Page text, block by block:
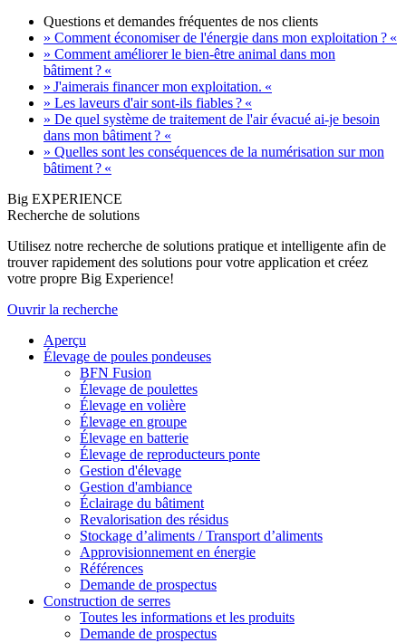
Questions et demandes fréquentes de nos clients
» Comment économiser de l'énergie dans mon exploitation ? «
» Comment améliorer le bien-être animal dans mon
bâtiment ? «
» J'aimerais financer mon exploitation. «
» Les laveurs d'air sont-ils fiables ? «
» De quel système de traitement de l'air évacué ai-je besoin
dans mon bâtiment ? «
» Quelles sont les conséquences de la numérisation sur mon
bâtiment ? «
Big EXPERIENCE
Recherche de solutions
Utilisez notre recherche de solutions pratique et intelligente afin de
trouver rapidement des solutions pour votre application et créez
votre propre Big Experience!
Ouvrir la recherche
Aperçu
Élevage de poules pondeuses
BFN Fusion
Élevage de poulettes
Élevage en volière
Élevage en groupe
Élevage en batterie
Élevage de reproducteurs ponte
Gestion d'élevage
Gestion d'ambiance
Éclairage du bâtiment
Revalorisation des résidus
Stockage d’aliments / Transport d’aliments
Approvisionnement en énergie
Références
Demande de prospectus
Construction de serres
Toutes les informations et les produits
Demande de prospectus